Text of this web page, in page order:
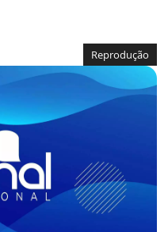
Reprodução